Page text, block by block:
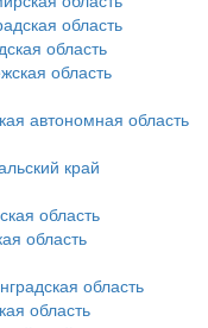
область
область
область
автономная область
край
область
область
область
область